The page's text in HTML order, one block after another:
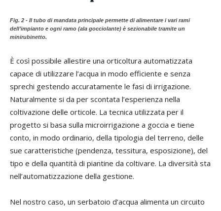
Fig. 2 - Il tubo di mandata principale permette di alimentare i vari rami
dell’impianto e ogni ramo (ala gocciolante) è sezionabile tramite un
minirubinetto.
È così possibile allestire una orticoltura automatizzata
capace di utilizzare l’acqua in modo efficiente e senza
sprechi gestendo accuratamente le fasi di irrigazione.
Naturalmente si da per scontata l’esperienza nella
coltivazione delle orticole. La tecnica utilizzata per il
progetto si basa sulla microirrigazione a goccia e tiene
conto, in modo ordinario, della tipologia del terreno, delle
sue caratteristiche (pendenza, tessitura, esposizione), del
tipo e della quantità di piantine da coltivare. La diversità sta
nell’automatizzazione della gestione.
Nel nostro caso, un serbatoio d’acqua alimenta un circuito